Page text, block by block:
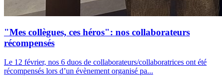
"Mes collègues, ces héros": nos collaborateurs
récompensés
Le 12 février, nos 6 duos de collaborateurs/collaboratrices ont été
récompensés lors d’un évènement organisé pa...